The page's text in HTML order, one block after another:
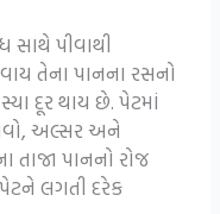
સાથે પીવાથી
તેના પાનના રસનો
દૂર થાય છે. પેટમાં
અલ્સર અને
તાજા પાનનો રોજ
લગતી દરેક